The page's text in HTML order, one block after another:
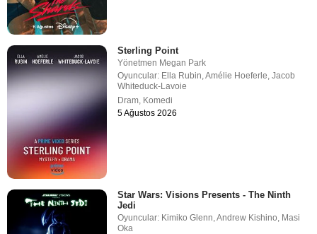
Sterling Point
Yönetmen Megan Park
Oyuncular: Ella Rubin,Amélie Hoeferle,Jacob
Whiteduck-Lavoie
Dram, Komedi
5 Ağustos 2026
Star Wars: Visions Presents - The Ninth
Jedi
Oyuncular: Kimiko Glenn ,Andrew Kishino Masi
Oka